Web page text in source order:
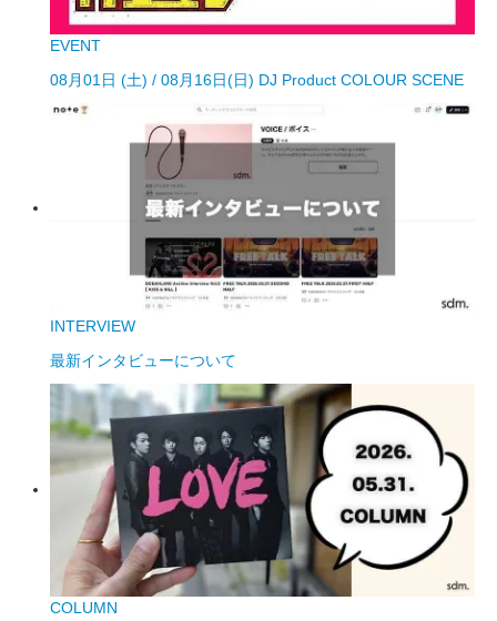
EVENT
08月01日 (土) / 08月16日(日) DJ Product COLOUR SCENE
INTERVIEW
最新インタビューについて
COLUMN